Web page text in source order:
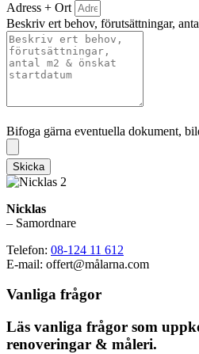
Adress + Ort
Beskriv ert behov, förutsättningar,
Bifoga gärna eventuella dokument,
Skicka
Nicklas
– Samordnare
Telefon: 08-124 11 612
E-mail: offert@målarna.com
Vanliga frågor
Läs vanliga frågor som
renoveringar & måleri.